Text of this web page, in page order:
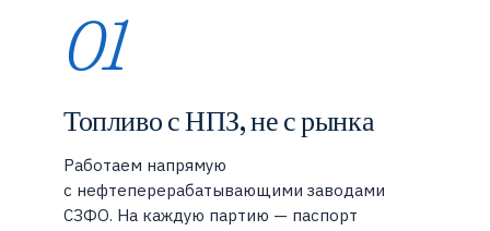
01
Топливо с НПЗ, не с рынка
Работаем напрямую
с нефтеперерабатывающими заводами
СЗФО. На каждую партию — паспорт